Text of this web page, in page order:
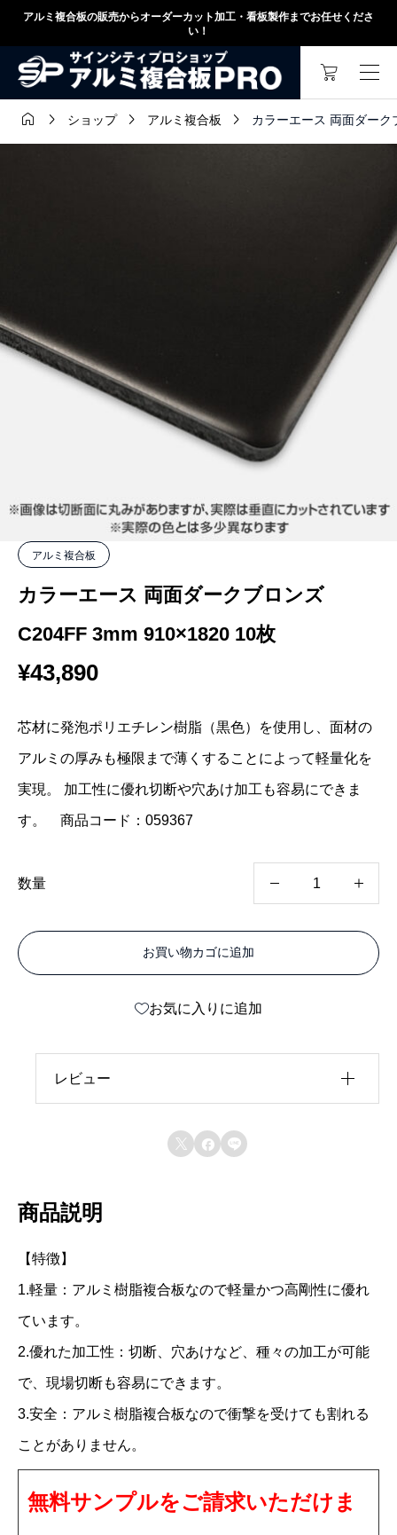
アルミ複合板の販売からオーダーカット加工・看板製作までお任せくださ
い！
  ショップ  アルミ複合板  カラーエース 両面ダー
アルミ複合板
カラーエース 両面ダークブロンズ
C204FF 3mm 910×1820 10枚
¥43,890
芯材に発泡ポリエチレン樹脂（黒色）を使用し、面材の
アルミの厚みも極限まで薄くすることによって軽量化を
実現。 加工性に優れ切断や穴あけ加工も容易にできま
す。 商品コード：059367
数量
ラ
ー
ダ
0
F
3
m
お買い物カゴに追加
お気に入りに追加
レビュー
レビュー投稿には、会員登録が必要です。
会員登録する
  
商品説明
【特徴】
1.軽量：アルミ樹脂複合板なので軽量かつ高剛性に優れ
ています。
2.優れた加工性：切断、穴あけなど、種々の加工が可能
で、現場切断も容易にできます。
3.安全：アルミ樹脂複合板なので衝撃を受けても割れる
ことがありません。
無料サンプルをご請求いただけま